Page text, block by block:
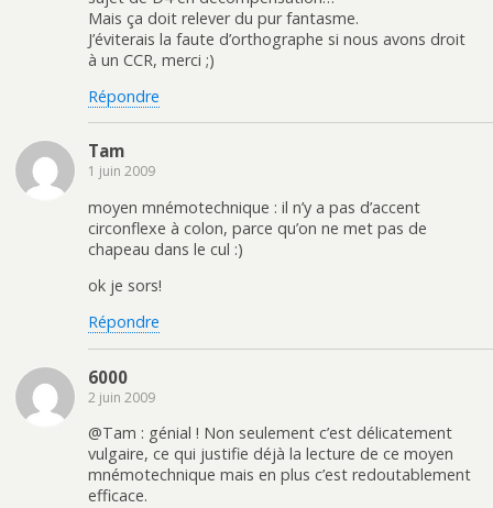
Mais ça doit relever du pur fantasme.
J’éviterais la faute d’orthographe si nous avons droit
à un CCR, merci ;)
Répondre
Tam
1 juin 2009
moyen mnémotechnique : il n’y a pas d’accent
circonflexe à colon, parce qu’on ne met pas de
chapeau dans le cul :)
ok je sors!
Répondre
6000
2 juin 2009
@Tam : génial ! Non seulement c’est délicatement
vulgaire, ce qui justifie déjà la lecture de ce moyen
mnémotechnique mais en plus c’est redoutablement
efficace.